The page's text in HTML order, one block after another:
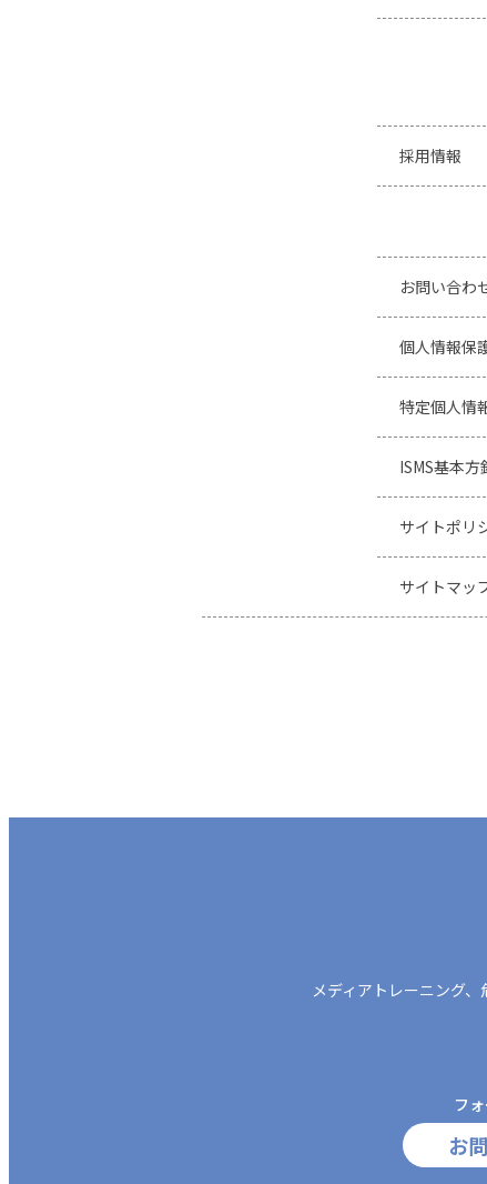
採用情報
お問い合わ
個人情報保
特定個人情
ISMS基本方
サイトポリ
サイトマッ
メディアトレーニング、
フ
お